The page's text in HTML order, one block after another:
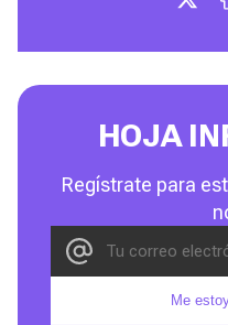
HOJA
Regístrate para
Me